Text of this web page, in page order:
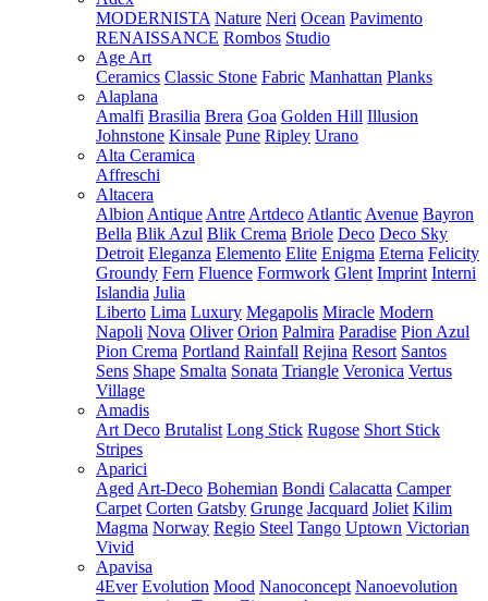
MODERNISTA Nature Neri Ocean Pavimento
RENAISSANCE Rombos Studio
Age Art
Ceramics Classic Stone Fabric Manhattan Planks
Alaplana
Amalfi Brasilia Brera Goa Golden Hill Illusion
Johnstone Kinsale Pune Ripley Urano
Alta Ceramica
Affreschi
Altacera
Albion Antique Antre Artdeco Atlantic Avenue Bayron
Bella Blik Azul Blik Crema Briole Deco Deco Sky
Detroit Eleganza Elemento Elite Enigma Eterna Felicity
Groundy Fern Fluence Formwork Glent Imprint Interni
Islandia Julia
Liberto Lima Luxury Megapolis Miracle Modern
Napoli Nova Oliver Orion Palmira Paradise Pion Azul
Pion Crema Portland Rainfall Rejina Resort Santos
Sens Shape Smalta Sonata Triangle Veronica Vertus
Village
Amadis
Art Deco Brutalist Long Stick Rugose Short Stick
Stripes
Aparici
Aged Art-Deco Bohemian Bondi Calacatta Camper
Carpet Corten Gatsby Grunge Jacquard Joliet Kilim
Magma Norway Regio Steel Tango Uptown Victorian
Vivid
Apavisa
4Ever Evolution Mood Nanoconcept Nanoevolution